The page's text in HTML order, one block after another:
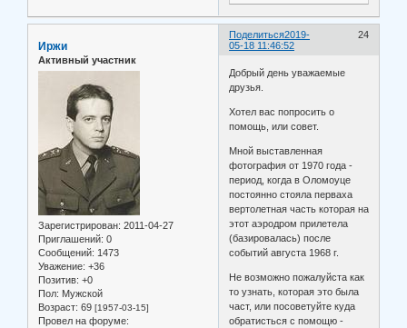
Поделиться 24
2019-
05-18 11:46:52
Иржи
Активный участник
Зарегистрирован: 2011-04-27
Приглашений: 0
Сообщений: 1473
Уважение: +36
Позитив: +0
Пол: Мужской
Возраст: 69 [1957-03-15]
Провел на форуме:
Добрый день уважаемые
друзья.
Хотел вас попросить о
помощь, или совет.
Мной выставленная
фотография от 1970 года -
период, когда в Оломоуце
постоянно стояла перваха
вертолетная часть которая на
этот аэродром прилетела
(базировалась) после
событий августа 1968 г.
Не возможно пожалуйста как
то узнать, которая это была
част, или посоветуйте куда
обратисться с помощю -